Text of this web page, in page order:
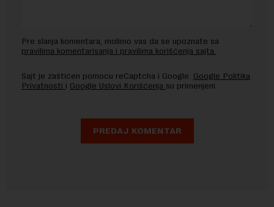
Pre slanja komentara, molimo vas da se upoznate sa
pravilima komentarisanja i pravilima korišćenja sajta.
Sajt je zaštićen pomocu reCaptcha i Google. Google Politika
Privatnosti i Google Uslovi Korišćenja su primenjeni.